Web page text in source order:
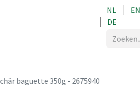
NL EN
DE
baguette 350g - 2675940